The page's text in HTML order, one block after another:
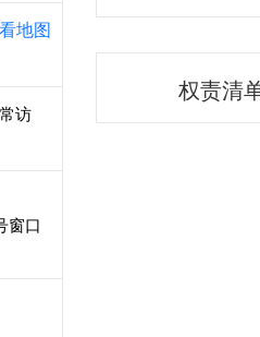
地图
访
窗口
权责清